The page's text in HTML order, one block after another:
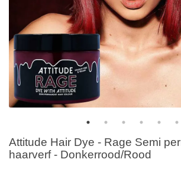
Attitude Hair Dye - Rage Semi
haarverf - Donkerrood/Rood